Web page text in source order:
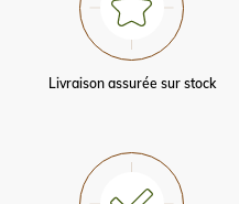
Livraison assurée sur stock